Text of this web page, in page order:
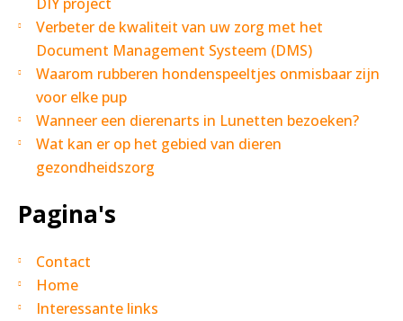
Verbeter de kwaliteit van uw zorg met het
Document Management Systeem (DMS)
Waarom rubberen hondenspeeltjes onmisbaar zijn
voor elke pup
Wanneer een dierenarts in Lunetten bezoeken?
Wat kan er op het gebied van dieren
gezondheidszorg
Pagina's
Contact
Home
Interessante links